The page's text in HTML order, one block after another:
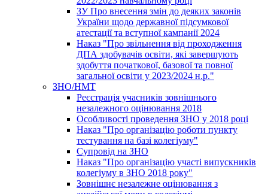
ЗУ Про внесення змін до деяких законів
України щодо державної підсумкової
атестації та вступної кампанії 2024
Наказ "Про звільнення від проходження
ДПА здобувачів освіти, які завершують
здобуття початкової, базової та повної
загальної освіти у 2023/2024 н.р."
ЗНО/НМТ
Реєстрація учасників зовнішнього
незалежного оцінювання 2018
Особливості проведення ЗНО у 2018 році
Наказ "Про організацію роботи пункту
тестування на базі колегіуму"
Супровід на ЗНО
Наказ "Про організацію участі випускників
колегіуму в ЗНО 2018 року"
Зовнішнє незалежне оцінювання з